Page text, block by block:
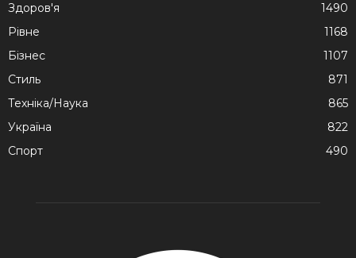
Здоров'я
1490
Рівне
1168
Бізнес
1107
Стиль
871
Техніка/Наука
865
Україна
822
Спорт
490